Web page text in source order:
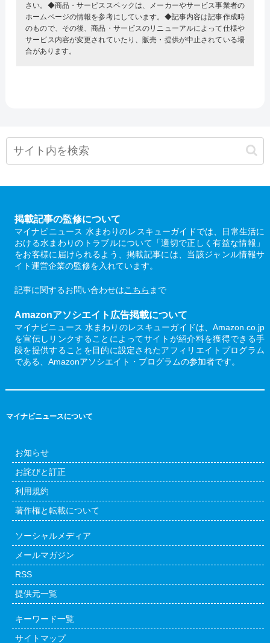
さい。◆商品・サービススペックは、メーカーやサービス事業者の
ホームページの情報を参考にしています。◆記事内容は記事作成時
のもので、その後、商品・サービスのリニューアルによって仕様や
サービス内容が変更されていたり、販売・提供が中止されている場
合があります。
掲載記事の監修について
マイナビニュース 水まわりのレスキューガイドでは、日常生活に
おける水まわりのトラブルについて「適切で正しく有益な情報」
をお客様に届けられるよう、掲載記事には、当該ジャンル情報サ
イト運営企業の監修を入れています。
記事に関するお問い合わせはこちら まで
Amazonアソシエイト広告掲載について
マイナビニュース 水まわりのレスキューガイドは、Amazon.co.jp
を宣伝しリンクすることによってサイトが紹介料を獲得できる手
段を提供することを目的に設定されたアフィリエイトプログラム
である、Amazonアソシエイト・プログラムの参加者です。
マイナビニュースについて
お知らせ
お詫びと訂正
利用規約
著作権と転載について
ソーシャルメディア
メールマガジン
RSS
提供元一覧
キーワード一覧
サイトマップ